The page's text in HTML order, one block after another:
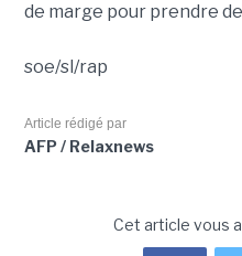
de marge pour prendre
soe/sl/rap
Article rédigé par
AFP / Relaxnews
Cet article vous